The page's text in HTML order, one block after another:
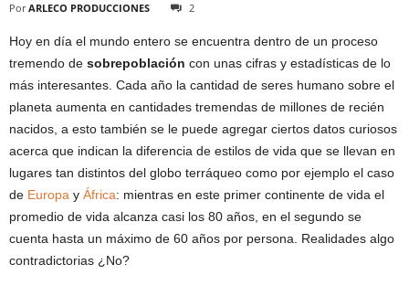
Por ARLECO PRODUCCIONES 2
Hoy en día el mundo entero se encuentra dentro de un proceso
tremendo de sobrepoblación con unas cifras y estadísticas de lo
más interesantes. Cada año la cantidad de seres humano sobre el
planeta aumenta en cantidades tremendas de millones de recién
nacidos, a esto también se le puede agregar ciertos datos curiosos
acerca que indican la diferencia de estilos de vida que se llevan en
lugares tan distintos del globo terráqueo como por ejemplo el caso
de Europa y África: mientras en este primer continente de vida el
promedio de vida alcanza casi los 80 años, en el segundo se
cuenta hasta un máximo de 60 años por persona. Realidades algo
contradictorias ¿No?